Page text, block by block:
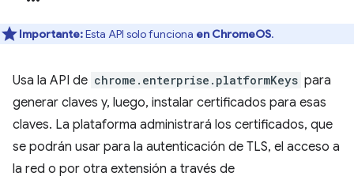
Importante:Esta API solo funciona en ChromeOS.
Usa la API de chrome.enterprise.platformKeys para
generar claves y, luego, instalar certificados para esas
claves. La plataforma administrará los certificados, que
se podrán usar para la autenticación de TLS, el acceso a
la red o por otra extensión a través de